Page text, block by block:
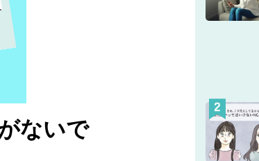
ないで